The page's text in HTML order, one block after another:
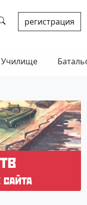
регистрация
Училище